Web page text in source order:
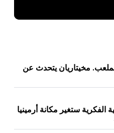
مخيتاريان يتحدث عن
الفكرية ستغير مكانة أرمينيا